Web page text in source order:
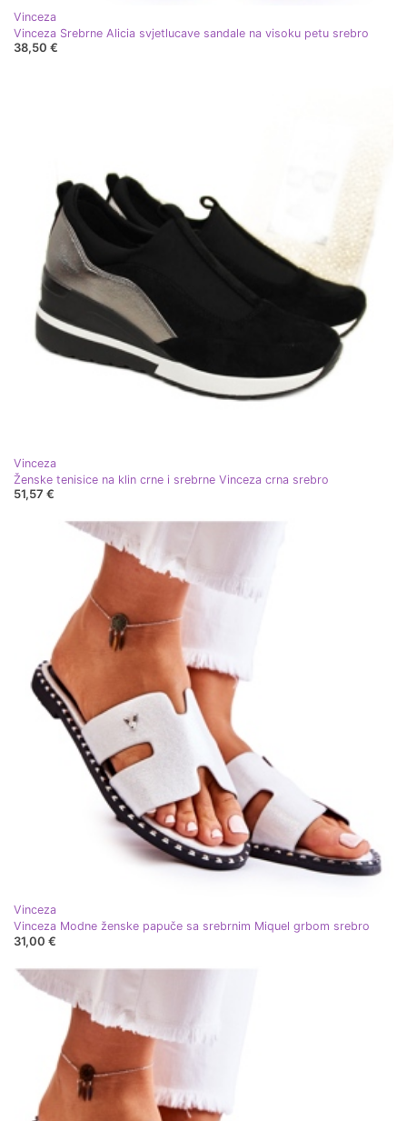
Vinceza
Vinceza Srebrne Alicia svjetlucave sandale na visoku petu srebro
38,50 €
Vinceza
Ženske tenisice na klin crne i srebrne Vinceza crna srebro
51,57 €
Vinceza
Vinceza Modne ženske papuče sa srebrnim Miquel grbom srebro
31,00 €